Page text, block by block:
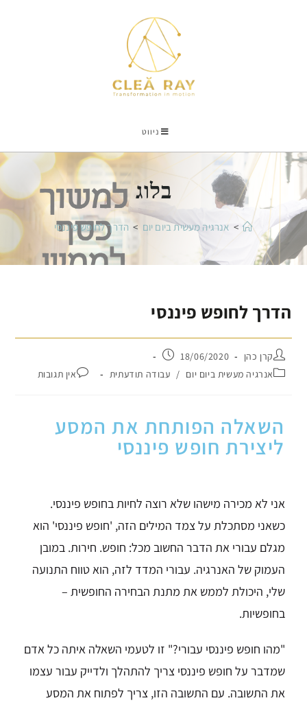
ניווט
בלוג
> אנרגיה מעשית ביום יום > הדרך לחופש פיננסי
הדרך לחופש פיננסי
קרן כהן
18/06/2020
אנרגיה מעשית ביום יום / עבודה תודעתית אין תגובות
השאלה הפותחת את המסע
ליצירת חופש פיננסי
אני לא מכירה מישהו שלא רוצה לחיות בחופש פיננסי.
כשאני מסתכלת על צמד המילים הזה, 'חופש פיננסי' הוא
מגלם עבורי את הדבר החשוב מכל: חופש. חירות. במובן
העמוק של האנרגיה. עבורי המדד לזה, הוא טווח התנועה
שלי, היכולת לממש את מתנת הבחירה החופשית –
בחופשיות.
"מהו חופש פיננסי עבורי?" זו לטעמי השאלה איתה כל אדם
שמדבר על חופש פיננסי צריך להתהלך ולדייק עבור עצמו
את התשובה. עם התשובה הזו,צריך לפתוח את המסע